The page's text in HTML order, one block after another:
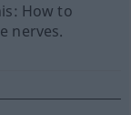
How to
nerves.